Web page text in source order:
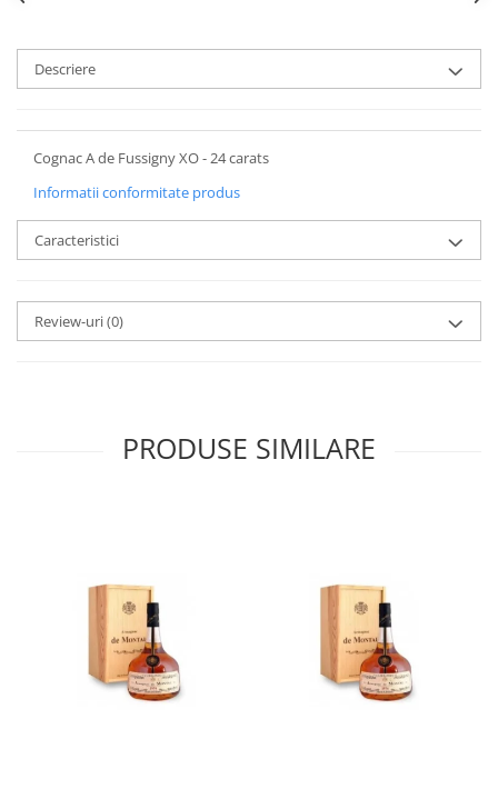
Descriere
Cognac A de Fussigny XO - 24 carats
Informatii conformitate produs
Caracteristici
Review-uri(0)
PRODUSE SIMILARE